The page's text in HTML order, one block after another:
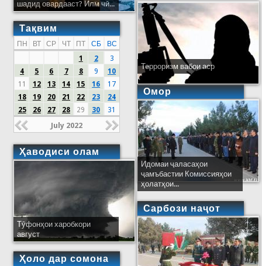
шадид овардааст? Илм чӣ...
Тақвим
ПН ВТ СР ЧТ ПТ СБ
ВС
1
2
3
4
5 6 7 8 9
10
11
12 13 14 15 16
17
18
19 20 21 22 23
24
25
26 27 28 29 30 31
July 2022
Ҳаводиси олам
Тӯфонҳои харобкори
август
Ҳоло дар сомона
Терроризм вабои аср
Омор
Идомаи ҷаласаҳои
ҷамъбастии Комиссияҳои
ҳолатҳои...
Сарбози наҷот